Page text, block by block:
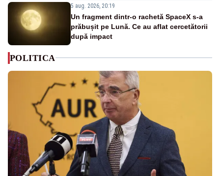
5 aug. 2026, 20:19
Un fragment dintr-o rachetă SpaceX s-a
prăbușit pe Lună. Ce au aflat cercetătorii
după impact
POLITICA